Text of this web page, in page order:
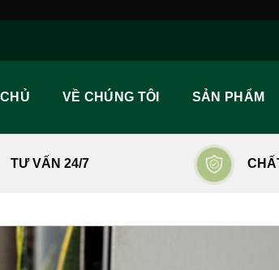
VỀ CHÚNG TÔI SẢN PHẨM
TƯ VẤN 24/7